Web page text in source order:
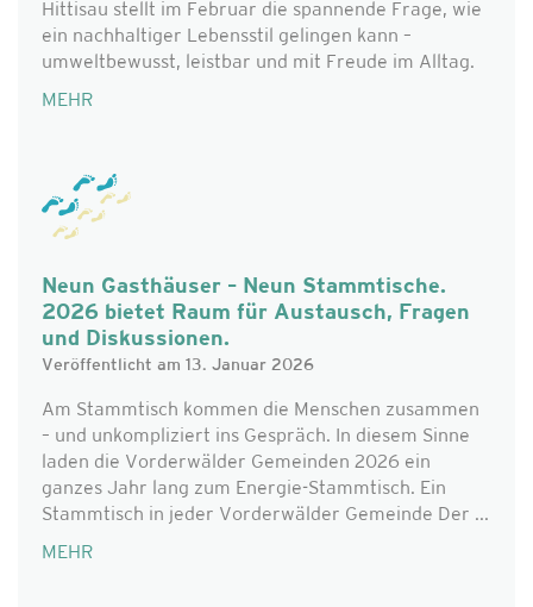
Hittisau stellt im Februar die spannende Frage, wie
ein nachhaltiger Lebensstil gelingen kann –
umweltbewusst, leistbar und mit Freude im Alltag.
MEHR
Neun Gasthäuser – Neun Stammtische.
2026 bietet Raum für Austausch, Fragen
und Diskussionen.
Veröffentlicht am 13. Januar 2026
Am Stammtisch kommen die Menschen zusammen
– und unkompliziert ins Gespräch. In diesem Sinne
laden die Vorderwälder Gemeinden 2026 ein
ganzes Jahr lang zum Energie-Stammtisch. Ein
Stammtisch in jeder Vorderwälder Gemeinde Der ...
MEHR